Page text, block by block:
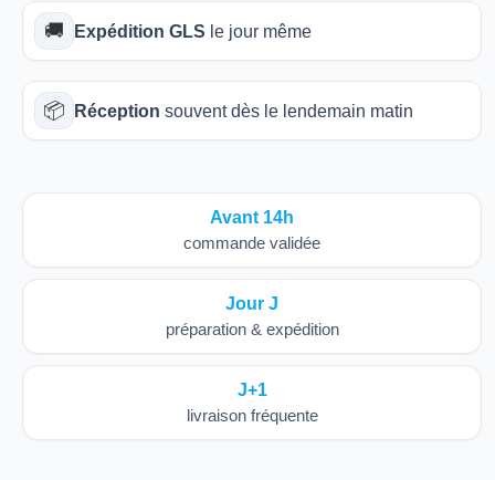
🚚 Expédition GLS le jour même
📦 Réception souvent dès le lendemain matin
Avant 14h
commande validée
Jour J
préparation & expédition
J+1
livraison fréquente